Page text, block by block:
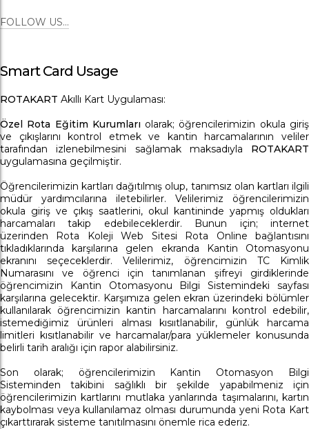
FOLLOW US...
Smart Card Usage
ROTAKART Akıllı Kart Uygulaması:
Özel Rota Eğitim Kurumlarıolarak; öğrencilerimizin okula giriş
ve çıkışlarını kontrol etmek ve kantin harcamalarının veliler
tarafından izlenebilmesini sağlamak maksadıyla ROTAKART
uygulamasına geçilmiştir.
Öğrencilerimizin kartları dağıtılmış olup, tanımsız olan kartları ilgili
müdür yardımcılarına iletebilirler. Velilerimiz öğrencilerimizin
okula giriş ve çıkış saatlerini, okul kantininde yapmış oldukları
harcamaları takip edebileceklerdir. Bunun için; internet
üzerinden Rota Koleji Web Sitesi Rota Online bağlantısını
tıkladıklarında karşılarına gelen ekranda Kantin Otomasyonu
ekranını seçeceklerdir. Velilerimiz, öğrencimizin TC Kimlik
Numarasını ve öğrenci için tanımlanan şifreyi girdiklerinde
öğrencimizin Kantin Otomasyonu Bilgi Sistemindeki sayfası
karşılarına gelecektir. Karşımıza gelen ekran üzerindeki bölümler
kullanılarak öğrencimizin kantin harcamalarını kontrol edebilir,
istemediğimiz ürünleri alması kısııtlanabilir, günlük harcama
limitleri kısıtlanabilir ve harcamalar/para yüklemeler konusunda
belirli tarih aralığı için rapor alabilirsiniz.
Son olarak; öğrencilerimizin Kantin Otomasyon Bilgi
Sisteminden takibini sağlıklı bir şekilde yapabilmeniz için
öğrencilerimizin kartlarını mutlaka yanlarında taşımalarını, kartın
kaybolması veya kullanılamaz olması durumunda yeni Rota Kart
çıkarttırarak sisteme tanıtılmasını önemle rica ederiz.